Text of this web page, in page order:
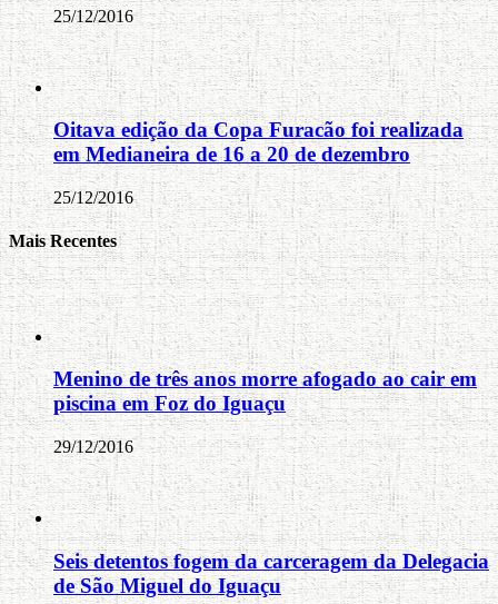
25/12/2016
Oitava edição da Copa Furacão foi realizada
em Medianeira de 16 a 20 de dezembro
25/12/2016
Mais Recentes
Menino de três anos morre afogado ao cair em
piscina em Foz do Iguaçu
29/12/2016
Seis detentos fogem da carceragem da Delegacia
de São Miguel do Iguaçu